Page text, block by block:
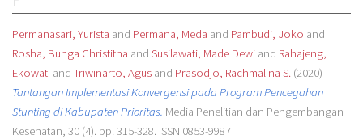
Permanasari, Yurista and Permana, Meda and Pambudi, Joko and
Rosha, Bunga Christitha and Susilawati, Made Dewiand Rahajeng,
Ekowatiand Triwinarto, Agusand Prasodjo, Rachmalina S.(2020)
Tantangan Implementasi Konvergensi pada Program Pencegahan
Stunting di Kabupaten Prioritas. Media Penelitian dan Pengembangan
Kesehatan, 30 (4). pp. 315-328. ISSN 0853-9987